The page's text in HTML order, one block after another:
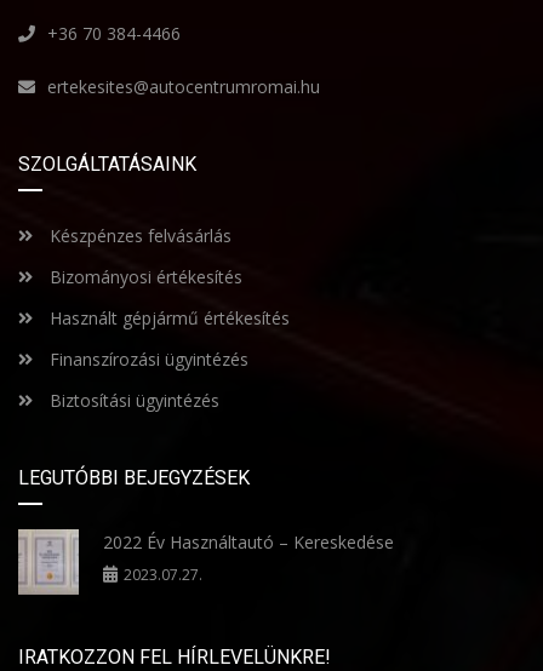
+36 70 384-4466
ertekesites@autocentrumromai.hu
SZOLGÁLTATÁSAINK
Készpénzes felvásárlás
Bizományosi értékesítés
Használt gépjármű értékesítés
Finanszírozási ügyintézés
Biztosítási ügyintézés
LEGUTÓBBI BEJEGYZÉSEK
2022 Év Használtautó – Kereskedése
2023.07.27.
IRATKOZZON FEL HÍRLEVELÜNKRE!